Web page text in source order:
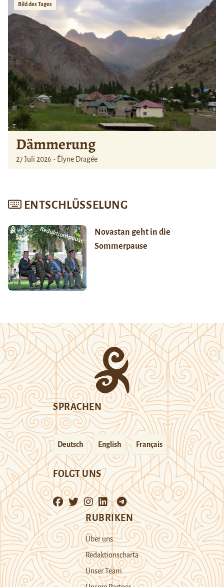
Bild des Tages
Dämmerung
27 Juli 2026 - Élyne Dragée
ENTSCHLÜSSELUNG
Novastan geht in die
Sommerpause
SPRACHEN
Deutsch English Français
FOLGT UNS
RUBRIKEN
Über uns
Redaktionscharta
Unser Team